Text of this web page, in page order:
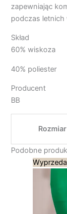
zapewniając
podczas letnich
Skład
60% wiskoza
40% poliester
Producent
BB
Rozmiar
Podobne